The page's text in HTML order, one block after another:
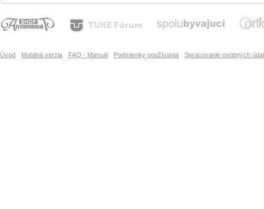
Úvod Mobilná verzia FAQ - Manuál Podmienky používania Spracovanie osobných